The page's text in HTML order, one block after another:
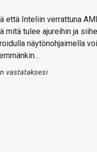
että Inteliin verrattuna
mitä tulee ajureihin ja
näytönohjaimella
vastataksesi